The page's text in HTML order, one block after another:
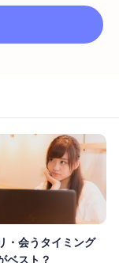
・会うタイミング
ベスト？